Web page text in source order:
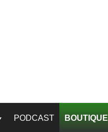
PODCAST BOUTIQUE